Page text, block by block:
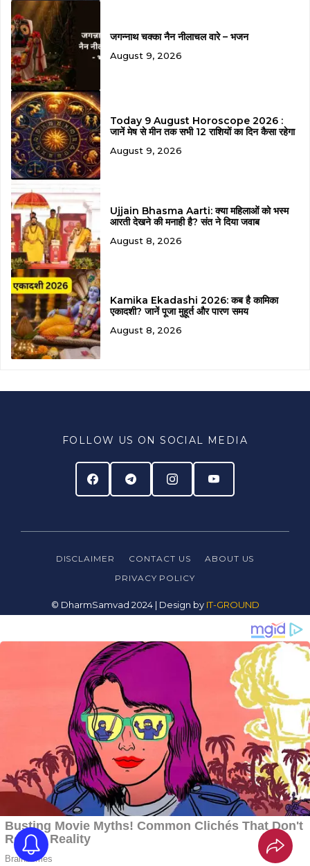
जगन्नाथ चक्का नैन नीलाचल वारे – भजन
August 9, 2026
Today 9 August Horoscope 2026 :
जानें मेष से मीन तक सभी 12 राशियों का दिन कैसा रहेगा
August 9, 2026
Ujjain Bhasma Aarti: क्या महिलाओं को भस्म
आरती देखने की मनाही है? संत ने दिया जवाब
August 8, 2026
Kamika Ekadashi 2026: कब है कामिका
एकादशी? जानें पूजा मुहूर्त और पारण समय
August 8, 2026
FOLLOW US ON SOCIAL MEDIA
DISCLAIMER CONTACT US
ABOUT US
PRIVACY POLICY
© DharmSamvad 2024 | Design byIT-GROUND